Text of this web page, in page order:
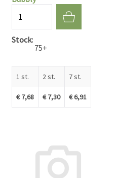
Stock
75+
1 st.
€ 7,68
2 st.
€ 7,30
7 st.
€ 6,91